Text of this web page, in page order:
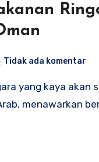
Tidak ada komentar
menawarkan